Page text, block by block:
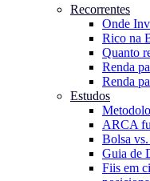
Recorrentes
Onde
Rico na
Quanto
Renda
Renda
Estudos
ARCA
Bolsa
Guia de
Fiis em